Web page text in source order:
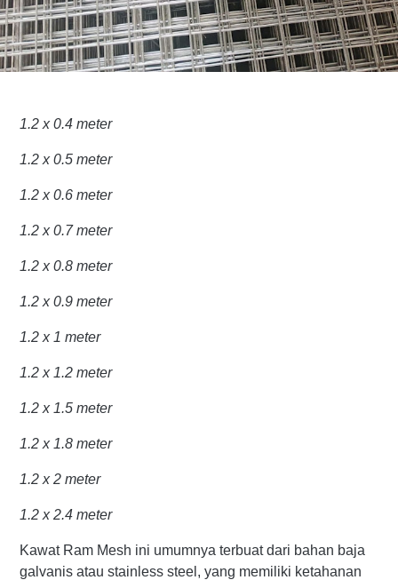
1.2 x 0.4 meter
1.2 x 0.5 meter
1.2 x 0.6 meter
1.2 x 0.7 meter
1.2 x 0.8 meter
1.2 x 0.9 meter
1.2 x 1 meter
1.2 x 1.2 meter
1.2 x 1.5 meter
1.2 x 1.8 meter
1.2 x 2 meter
1.2 x 2.4 meter
Kawat Ram Mesh ini umumnya terbuat dari bahan baja
galvanis atau stainless steel, yang memiliki ketahanan